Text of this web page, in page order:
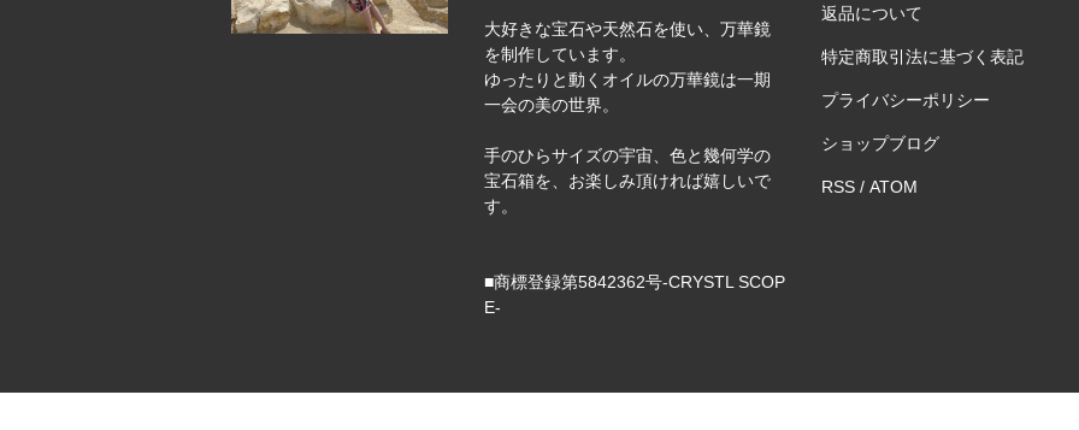
大好きな宝石や天然石を使い、万華鏡
を制作しています。
ゆったりと動くオイルの万華鏡は一期
一会の美の世界。
手のひらサイズの宇宙、色と幾何学の
宝石箱を、お楽しみ頂ければ嬉しいで
す。
■商標登録第5842362号-CRYSTL SCOP
E-
返品について
特定商取引法に基づく表記
プライバシーポリシー
ショップブログ
RSS/ ATOM